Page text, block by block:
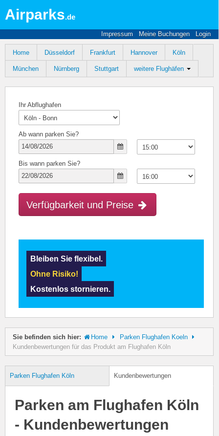
Airparks.de
Impressum Meine Buchungen Login
Home Düsseldorf Frankfurt Hannover Köln
München Nürnberg Stuttgart weitere Flughäfen
Ihr Abflughafen
Ab wann parken Sie?
Bis wann parken Sie?
Verfügbarkeit und Preise
Bleiben Sie flexibel.
Ohne Risiko!
Kostenlos stornieren.
Sie befinden sich hier: Home
Parken Flughafen Koeln
Kundenbewertungen für das Produkt am Flughafen Köln
Parken Flughafen Köln Kundenbewertungen
Parken am Flughafen Köln
- Kundenbewertungen